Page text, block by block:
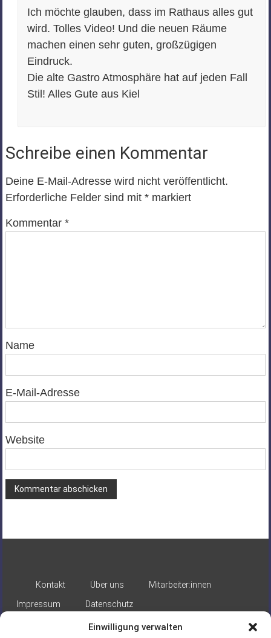
Einwilligung verwalten
Ich möchte glauben, dass im Rathaus alles gut
wird. Tolles Video! Und die neuen Räume
machen einen sehr guten, großzügigen
Eindruck.
Die alte Gastro Atmosphäre hat auf jeden Fall
Stil! Alles Gute aus Kiel
Schreibe einen Kommentar
Deine E-Mail-Adresse wird nicht veröffentlicht.
Erforderliche Felder sind mit *markiert
Kommentar *
Name
E-Mail-Adresse
Website
Kontakt Über uns
Mitarbeiter:innen
Impressum
Datenschutz